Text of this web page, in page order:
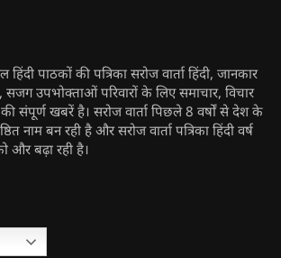
पाठकों की पत्रिका सरोज वार्ता हिंदी, जानकार
उपभोक्ताओं परिवारों के लिए समाचार, विचार
संपूर्ण खबरें है। सरोज वार्ता पिछले 8 वर्षों से देश के
नाम बन रही है और सरोज वार्ता पत्रिका हिंदी वर्ष
और बढ़ा रही है।